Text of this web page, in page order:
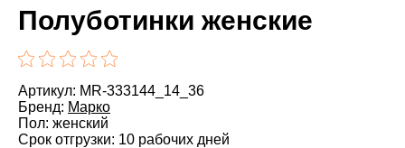
Полуботинки женские
Артикул: MR-333144_14_36
Бренд: Марко
Пол: женский
Срок отгрузки: 10 рабочих дней